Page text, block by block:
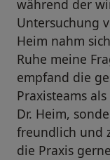
während der
Untersuchung
Heim nahm
Ruhe meine
empfand die
Praxisteams
Dr. Heim,
freundlich und
die Praxis